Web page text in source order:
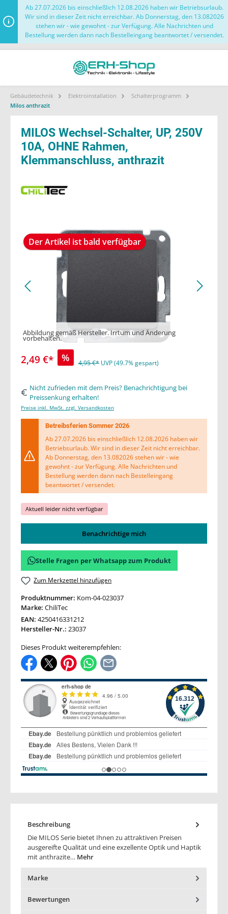
Ab 27.07.2026 bis einschließlich 12.08.2026 haben wir Betriebsurlaub.
Wir sind in dieser Zeit nicht erreichbar. Ab Donnerstag, den 13.082026
stehen wir - wie gewohnt - zur Verfügung. Alle Nachrichten und
Bestellung werden dann nach Bestelleingang beantwortet / versendet.
Gebäudetechnik Elektroinstallation
Schalterprogramm
Milos anthrazit
MILOS Wechsel-Schalter, UP, 250V
10A, OHNE Rahmen,
Klemmanschluss, anthrazit
Der Artikel ist bald verfügbar
Abbildung gemäß Hersteller. Irrtum und Änderung
vorbehalten.
2,49 €* % 4,95 €* UVP (49.7% gespart)
Nicht zufrieden mit dem Preis? Benachrichtigung bei
Preissenkung erhalten!
Preise inkl. MwSt. zzgl. Versandkosten
Betreibsferien Sommer 2026
Ab 27.07.2026 bis einschließlich 12.08.2026 haben wir
Betriebsurlaub. Wir sind in dieser Zeit nicht erreichbar.
Ab Donnerstag, den 13.082026 stehen wir - wie
gewohnt - zur Verfügung. Alle Nachrichten und
Bestellung werden dann nach Bestelleingang
beantwortet / versendet.
Aktuell leider nicht verfügbar
Benachrichtige mich
Stelle Fragen per Whatsapp zum Produkt
Zum Merkzettel hinzufügen
Produktnummer: Kom-04-023037
Marke: ChiliTec
EAN: 4250416331212
Hersteller-Nr.: 23037
Dieses Produkt weiterempfehlen:
Beschreibung
Die MILOS Serie bietet Ihnen zu attraktiven Preisen
ausgereifte Qualität und eine exzellente Optik und Haptik
mit anthrazite… Mehr
Marke
Bewertungen